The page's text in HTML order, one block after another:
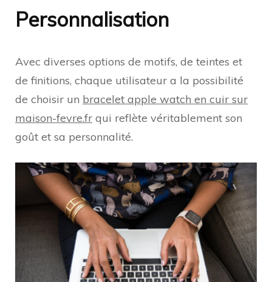
Personnalisation
Avec diverses options de motifs, de teintes et
de finitions, chaque utilisateur a la possibilité
de choisir un bracelet apple watch en cuir sur
maison-fevre.fr qui reflète véritablement son
goût et sa personnalité.